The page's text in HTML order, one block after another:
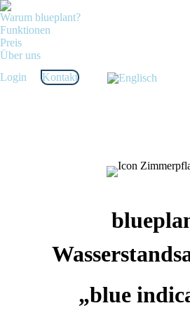
Warum blueplant?
Funktionen
Preis
Über uns
Login
Kontakt
„blue